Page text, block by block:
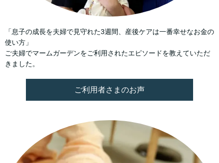
「息子の成長を夫婦で見守れた3週間、産後ケアは一番幸せなお金の
使い方」
ご夫婦でマームガーデンをご利用されたエピソードを教えていただ
きました。
ご利用者さまのお声